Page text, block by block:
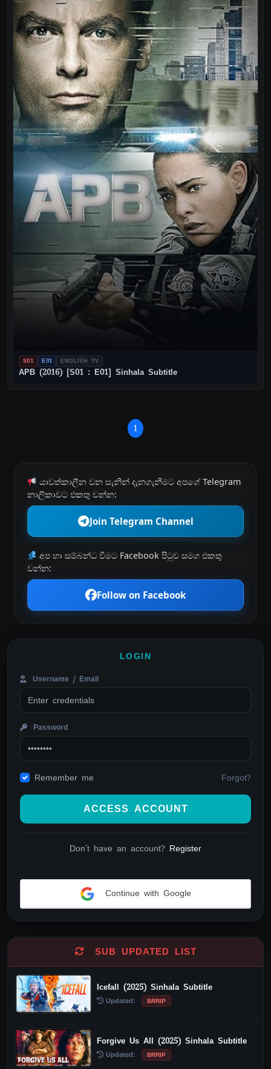
S01 E01 ENGLISH TV
APB (2016) [S01 : E01] Sinhala Subtitle
1
යාවත්කාලීන වන සැනින් දැනගැනීමට අපගේ Telegram
නාලිකාවට එකතු වන්න:
Join Telegram Channel
අප හා සම්බන්ධ වීමට Facebook පිටුව සමග එකතු
වන්න:
Follow on Facebook
LOGIN
Username / Email
Password
Remember me Forgot?
ACCESS ACCOUNT
Don't have an account? Register
Continue with Google
SUB UPDATED LIST
Icefall (2025) Sinhala Subtitle
Updated: BRRIP
Forgive Us All (2025) Sinhala Subtitle
Updated: BRRIP